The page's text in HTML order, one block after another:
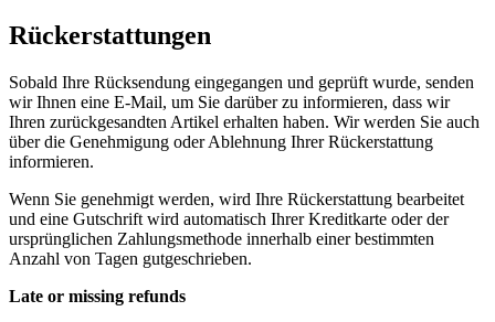
Rückerstattungen
Sobald Ihre Rücksendung eingegangen und geprüft wurde, senden
wir Ihnen eine E-Mail, um Sie darüber zu informieren, dass wir
Ihren zurückgesandten Artikel erhalten haben. Wir werden Sie auch
über die Genehmigung oder Ablehnung Ihrer Rückerstattung
informieren.
Wenn Sie genehmigt werden, wird Ihre Rückerstattung bearbeitet
und eine Gutschrift wird automatisch Ihrer Kreditkarte oder der
ursprünglichen Zahlungsmethode innerhalb einer bestimmten
Anzahl von Tagen gutgeschrieben.
Late or missing refunds